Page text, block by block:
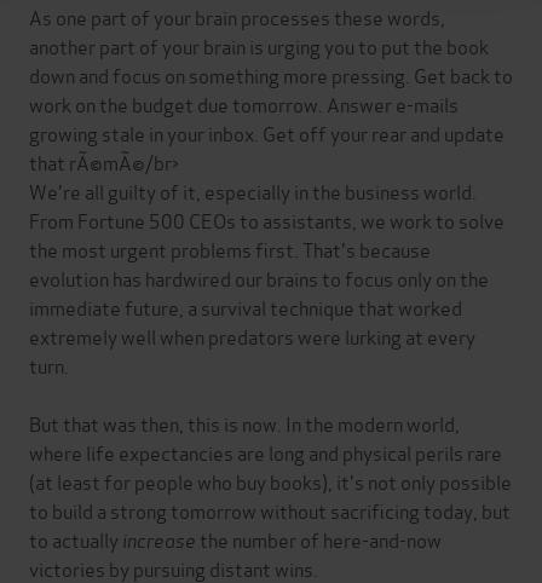
As one part of your brain processes these words,
another part of your brain is urging you to put the book
down and focus on something more pressing. Get back to
work on the budget due tomorrow. Answer e-mails
growing stale in your inbox. Get off your rear and update
that rÃ©mÃ©/br>
We're all guilty of it, especially in the business world.
From Fortune 500 CEOs to assistants, we work to solve
the most urgent problems first. That's because
evolution has hardwired our brains to focus only on the
immediate future, a survival technique that worked
extremely well when predators were lurking at every
turn.
But that was then, this is now. In the modern world,
where life expectancies are long and physical perils rare
(at least for people who buy books), it's not only possible
to build a strong tomorrow without sacrificing today, but
to actually increase the number of here-and-now
victories by pursuing distant wins.